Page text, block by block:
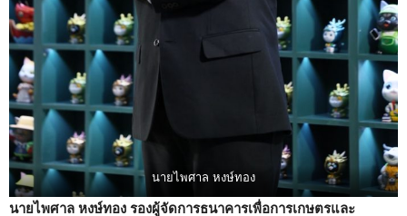
นายไพศาล หงษ์ทอง
นายไพศาล หงษ์ทอง รองผู้จัดการธนาคารเพื่อการเกษตรและ